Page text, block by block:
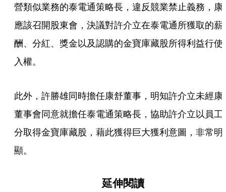
營類似業務的泰電通策略長，違反競業禁止義務，康
應該召開股東會，決議對許介立在泰電通所獲取的薪
酬、分紅、獎金以及認購的金寶庫藏股所得利益行使
入權。
此外，許勝雄同時擔任康舒董事，明知許介立未經康
董事會同意就擔任泰電通策略長，協助許介立以員工
分取得金寶庫藏股，藉此獲得巨大獲利意圖，非常明
顯。
延伸閱讀